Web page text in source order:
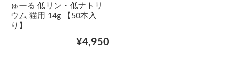
ゅーる 低リン・低ナトリ
ウム 猫用 14g 【50本入
り】
¥4,950